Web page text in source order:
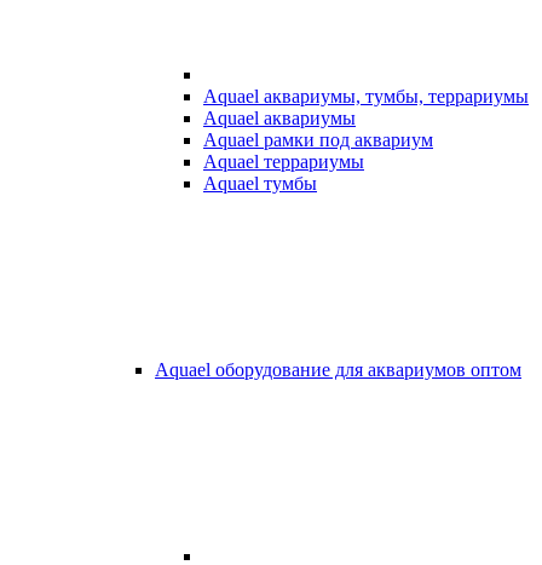
Aquael аквариумы, тумбы, террариумы
Aquael аквариумы
Aquael рамки под аквариум
Aquael террариумы
Aquael тумбы
Aquael оборудование для аквариумов оптом